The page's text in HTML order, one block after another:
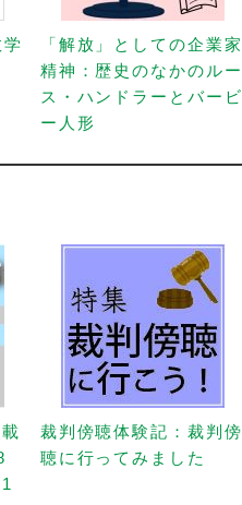
「解放」としての企業家
精神：歴史のなかのルー
ス・ハンドラーとバービ
ー人形
裁判傍聴体験記：裁判傍
聴に行ってみました